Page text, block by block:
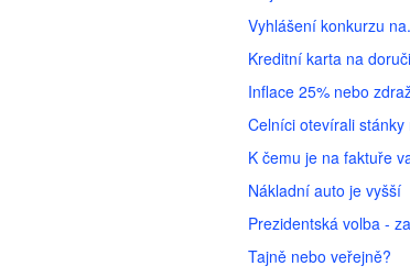
Vyhlášení konkurzu
Kreditní karta na
Inflace 25% nebo
Celníci otevírali
K čemu je na faktuře
Nákladní auto je vyšší
Prezidentská volba -
Tajně nebo veřejně?